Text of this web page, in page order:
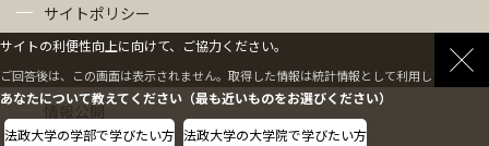
サイトポリシー
情報公開
サイトの利便性向上に向けて、ご協力ください。
ご回答後は、この画面は表示されません。取得した情報は統計情報として利用します。
あなたについて教えてください（最も近いものをお選びください）
法政大学の学部で学びたい方 法政大学の大学院で学びたい方